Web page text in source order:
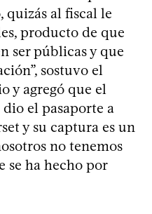
quizás al fiscal le
producto de que
ser públicas y que
sostuvo el
y agregó que el
dio el pasaporte a
y su captura es un
no tenemos
se ha hecho por